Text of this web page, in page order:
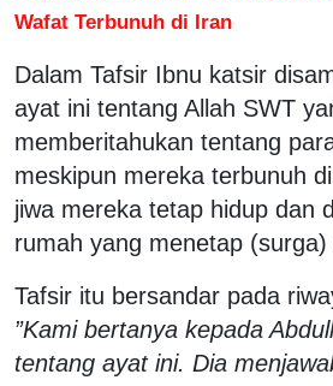
Wafat Terbunuh di Iran
Dalam Tafsir Ibnu katsir
ayat ini tentang Allah SWT
memberitahukan tentang
meskipun mereka terbunuh
jiwa mereka tetap hidup dan
rumah yang menetap (surga)
Tafsir itu bersandar pada
”Kami bertanya kepada
tentang ayat ini. Dia